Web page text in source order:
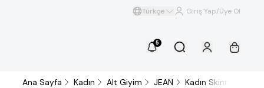
Türkçe Giriş Yap/Üye Ol
5
Ana Sayfa Kadın Alt Giyim JEAN
Kadın Skinny Fit